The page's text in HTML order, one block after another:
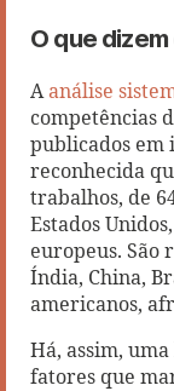
O que
Aanálise
competências
publicados em
reconhecida
trabalhos, de
Estados
europeus. São
Índia, China,
americanos,
Há, assim,
fatores que